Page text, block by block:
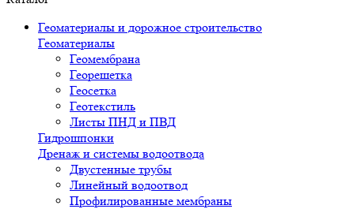
Геоматериалы и дорожное строительство
Геоматериалы
Геомембрана
Георешетка
Геосетка
Геотекстиль
Листы ПНД и ПВД
Гидрошпонки
Дренаж и системы водоотвода
Двустенные трубы
Линейный водоотвод
Профилированные мембраны